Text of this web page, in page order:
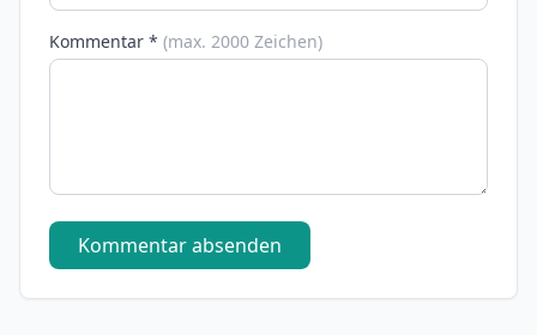
Kommentar * (max. 2000 Zeichen)
Kommentar absenden